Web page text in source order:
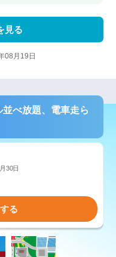
見る
08月19日
べ放題、電車走ら
30日
る